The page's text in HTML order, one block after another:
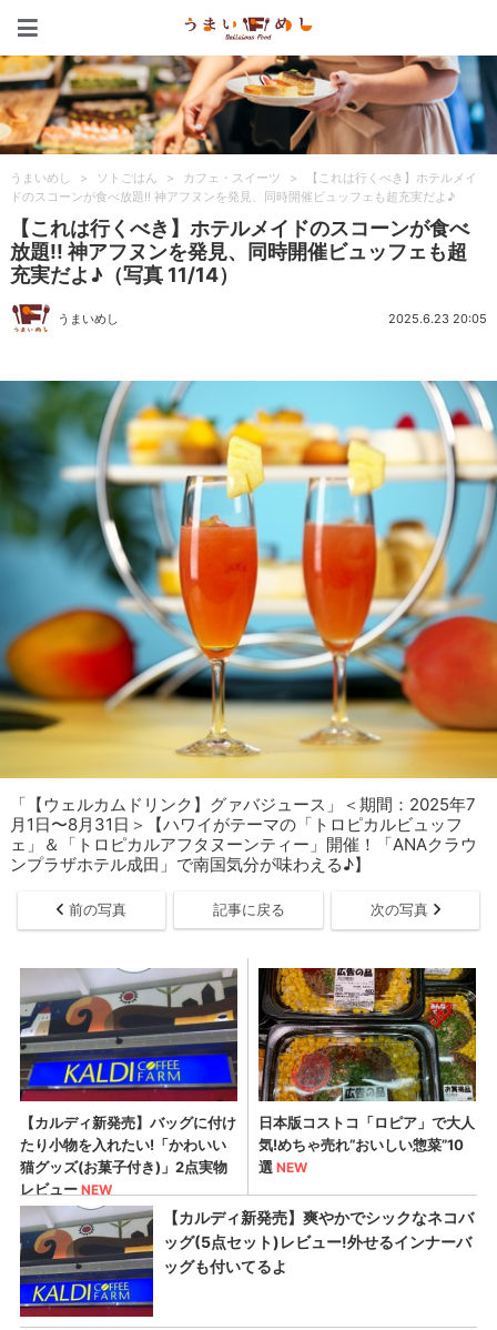
うまいめし > ソトごはん > カフェ・スイーツ >
【これは行くべき】ホテルメイ
ドのスコーンが食べ放題!! 神アフヌンを発見、同時開催ビュッフェも超充実だよ♪
【これは行くべき】ホテルメイドのスコーンが食べ
放題!! 神アフヌンを発見、同時開催ビュッフェも超
充実だよ♪（写真 11/14）
うまいめし 2025.6.23 20:05
「【ウェルカムドリンク】グァバジュース」＜期間：2025年7
月1日〜8月31日＞【ハワイがテーマの「トロピカルビュッフ
ェ」＆「トロピカルアフタヌーンティー」開催！「ANAクラウ
ンプラザホテル成田」で南国気分が味わえる♪】
前の写真 記事に戻る 次の写真